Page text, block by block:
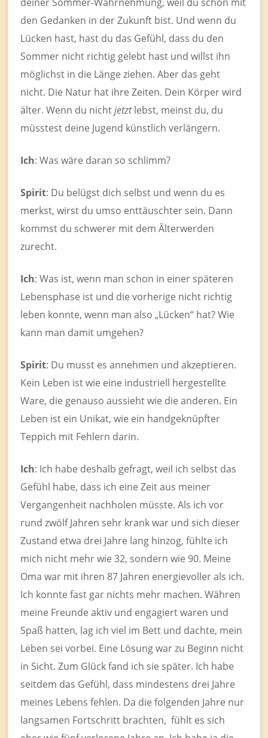
den Gedanken in der Zukunft bist. Und wenn du
Lücken hast, hast du das Gefühl, dass du den
Sommer nicht richtig gelebt hast und willst ihn
möglichst in die Länge ziehen. Aber das geht
nicht. Die Natur hat ihre Zeiten. Dein Körper wird
älter. Wenn du nichtjetztlebst, meinst du, du
müsstest deine Jugend künstlich verlängern.
Ich: Was wäre daran so schlimm?
Spirit: Du belügst dich selbst und wenn du es
merkst, wirst du umso enttäuschter sein. Dann
kommst du schwerer mit dem Älterwerden
zurecht.
Ich: Was ist, wenn man schon in einer späteren
Lebensphase ist und die vorherige nicht richtig
leben konnte, wenn man also „Lücken“ hat? Wie
kann man damit umgehen?
Spirit: Du musst es annehmen und akzeptieren.
Kein Leben ist wie eine industriell hergestellte
Ware, die genauso aussieht wie die anderen. Ein
Leben ist ein Unikat, wie ein handgeknüpfter
Teppich mit Fehlern darin.
Ich: Ich habe deshalb gefragt, weil ich selbst das
Gefühl habe, dass ich eine Zeit aus meiner
Vergangenheit nachholen müsste. Als ich vor
rund zwölf Jahren sehr krank war und sich dieser
Zustand etwa drei Jahre lang hinzog, fühlte ich
mich nicht mehr wie 32, sondern wie 90. Meine
Oma war mit ihren 87 Jahren energievoller als ich.
Ich konnte fast gar nichts mehr machen. Währen
meine Freunde aktiv und engagiert waren und
Spaß hatten, lag ich viel im Bett und dachte, mein
Leben sei vorbei. Eine Lösung war zu Beginn nicht
in Sicht. Zum Glück fand ich sie später. Ich habe
seitdem das Gefühl, dass mindestens drei Jahre
meines Lebens fehlen. Da die folgenden Jahre nur
langsamen Fortschritt brachten, fühlt es sich